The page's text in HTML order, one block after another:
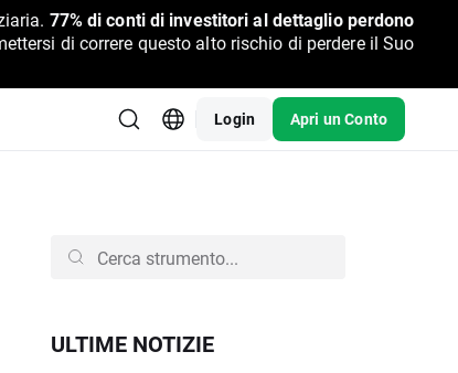
77% di conti di investitori al dettaglio perdono
di correre questo alto rischio di perdere il Suo
Login Apri un Conto
ULTIME NOTIZIE